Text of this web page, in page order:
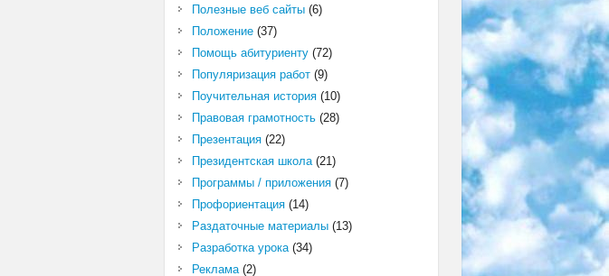
Полезные веб сайты(6)
Положение(37)
Помощь абитуриенту(72)
Популяризация работ(9)
Поучительная история(10)
Правовая грамотность(28)
Презентация(22)
Президентская школа(21)
Программы / приложения(7)
Профориентация(14)
Раздаточные материалы(13)
Разработка урока(34)
Реклама(2)